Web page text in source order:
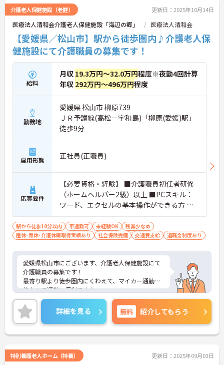
介護老人保健施設（老健） 更新日：2025年10月14日
医療法人清和会介護老人保健施設「海辺の郷」 医療法人清和会
【愛媛県／松山市】駅から徒歩圏内♪介護老人保
健施設にて介護職員の募集です！
給料
月収 19.3万円～32.0万円程度※夜勤4回計算
年収 292万円～496万円程度
勤務地
愛媛県 松山市 柳原739
ＪＲ予讃線(高松－宇和島)「柳原(愛媛)駅」
徒歩9分
雇用形態 正社員(正職員)
応募要件
【必要資格・経験】 ■介護職員初任者研修
（ホームヘルパー2級）以上 ■PCスキル：
ワード、エクセルの基本操作ができる方 ■
未経験可
駅から徒歩10分以内 車通勤可 未経験OK
残業少なめ
産休･育休･介護休暇取得実績あり
社会保険完備 交通費支給 退職金制度あり
愛媛県松山市にございます、介護老人保健施設にて
介護職員の募集です！
最寄り駅より徒歩圏内にくわえて、マイカー通勤可
能なので通勤に便利です♪
また、育児休暇制度がありますので、ライフステー
ジに応じて長くお仕事を続けていくことができます
★
ご興味のある方は、マイナビ介護職までお問い合わ
せください。
詳細を見る 無料 紹介してもらう
特別養護老人ホーム（特養） 更新日：2025年09月03日